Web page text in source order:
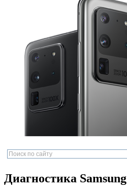
Диагностика Samsung